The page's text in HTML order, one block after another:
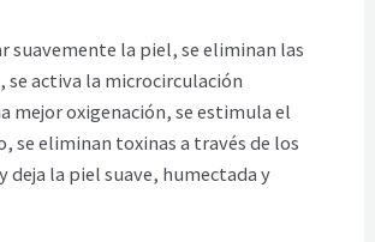
suavemente la piel, se eliminan las
se activa la microcirculación
mejor oxigenación, se estimula el
se eliminan toxinas a través de los
deja la piel suave, humectada y